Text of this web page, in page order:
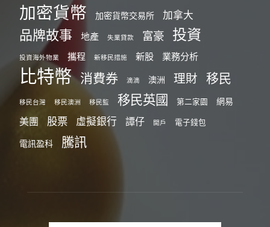
加密貨幣 加密貨幣交易所 加拿大
品牌故事 地產 失業貸款 富豪 投資
投資海外物業 攜程 新移民措施 新股 業務分析
比特幣 消費券 滴滴 澳洲 理財 移民
移民台灣 移民澳洲 移民監 移民英國 第二家園 網易
美團 股票 虛擬銀行 譚仔 開戶 電子錢包
電訊盈科 騰訊